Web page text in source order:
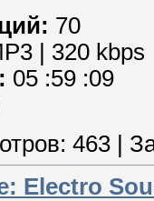
70
| 320 kbps
05 :59 :09
463 |
Electro